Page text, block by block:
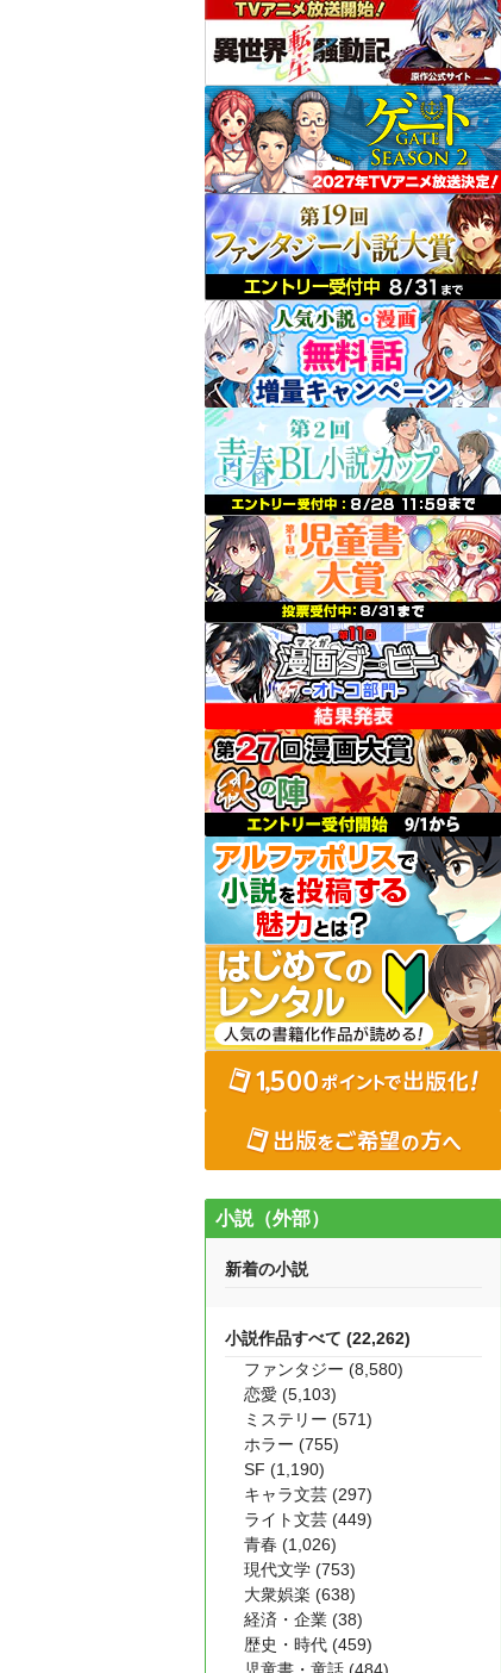
小説（外部）
新着の小説
小説作品すべて (22,262)
ファンタジー (8,580)
恋愛 (5,103)
ミステリー (571)
ホラー (755)
SF (1,190)
キャラ文芸 (297)
ライト文芸 (449)
青春 (1,026)
現代文学 (753)
大衆娯楽 (638)
経済・企業 (38)
歴史・時代 (459)